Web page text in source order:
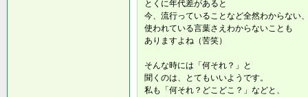
とくに年代差があると
今、流行っていることなど全然わからない、
使われている言葉さえわからないことも
ありますよね（苦笑）
そんな時には「何それ？」と
聞くのは、とてもいいようです。
私も「何それ？どこどこ？」などと、